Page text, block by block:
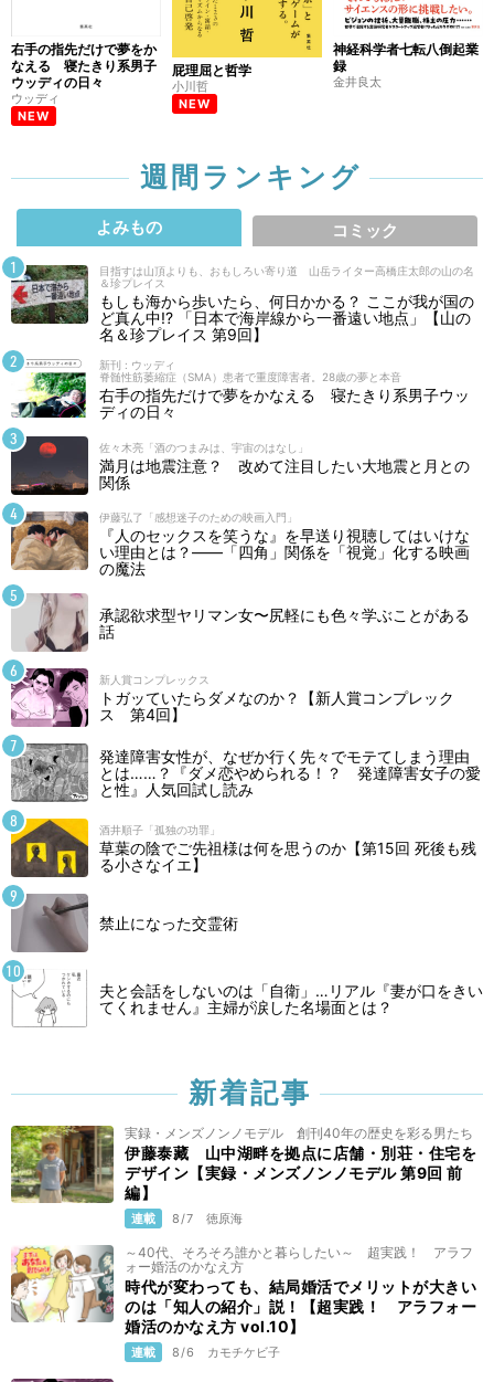
右手の指先だけで夢をか
なえる 寝たきり系男子
ウッディの日々
ウッディ
NEW
屁理屈と哲学
小川哲
NEW
神経科学者七転八倒起業
録
金井良太
週間ランキング
よみもの コミック
目指すは山頂よりも、おもしろい寄り道 山岳ライター高橋庄太郎の山の名
＆珍プレイス
もしも海から歩いたら、何日かかる？ ここが我が国の
ど真ん中!? 「日本で海岸線から一番遠い地点」【山の
名＆珍プレイス 第9回】
新刊 : ウッディ
脊髄性筋萎縮症（SMA）患者で重度障害者。28歳の夢と本音
右手の指先だけで夢をかなえる 寝たきり系男子ウッ
ディの日々
佐々木亮「酒のつまみは、宇宙のはなし」
満月は地震注意？ 改めて注目したい大地震と月との
関係
伊藤弘了「感想迷子のための映画入門」
『人のセックスを笑うな』を早送り視聴してはいけな
い理由とは？――「四角」関係を「視覚」化する映画
の魔法
承認欲求型ヤリマン女〜尻軽にも色々学ぶことがある
話
新人賞コンプレックス
トガッていたらダメなのか？【新人賞コンプレック
ス 第4回】
発達障害女性が、なぜか行く先々でモテてしまう理由
とは……？『ダメ恋やめられる！？ 発達障害女子の愛
と性』人気回試し読み
酒井順子「孤独の功罪」
草葉の陰でご先祖様は何を思うのか【第15回 死後も残
る小さなイエ】
禁止になった交霊術
夫と会話をしないのは「自衛」…リアル『妻が口をきい
てくれません』主婦が涙した名場面とは？
新着記事
実録・メンズノンノモデル 創刊40年の歴史を彩る男たち
伊藤泰藏 山中湖畔を拠点に店舗・別荘・住宅を
デザイン【実録・メンズノンノモデル 第9回 前
編】
連載 8/7 徳原海
～40代、そろそろ誰かと暮らしたい～ 超実践！ アラフ
ォー婚活のかなえ方
時代が変わっても、結局婚活でメリットが大きい
のは「知人の紹介」説！【超実践！ アラフォー
婚活のかなえ方 vol.10】
連載 8/6 カモチケビ子